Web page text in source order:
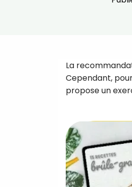
La
Cependant,
propose un